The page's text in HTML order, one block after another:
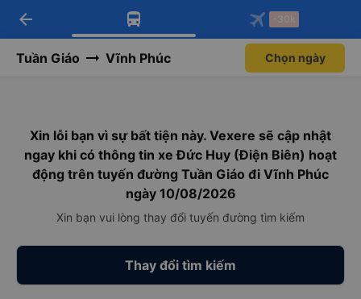
Tải app Vexere ngay!
Nhận ưu đãi thành viên độc
Mở app
Tải app Vexere
-30k/ghế khi đặt vé máy bay qua
Mở app
arrow_back -30k
Tuần Giáo Vĩnh Phúc Chọn ngày
Xin lỗi bạn vì sự bất tiện này. Vexere sẽ cập nhật
ngay khi có thông tin xe Đức Huy (Điện Biên) hoạt
động trên tuyến đường Tuần Giáo đi Vĩnh Phúc
ngày 10/08/2026
Xin bạn vui lòng thay đổi tuyến đường tìm kiếm
Thay đổi tìm kiếm